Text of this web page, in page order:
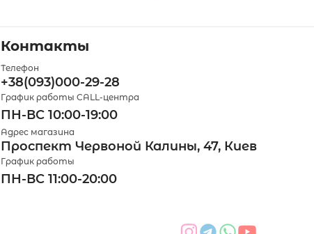
Контакты
Телефон
+38(093)000-29-28
График работы CALL-центра
ПН-ВС 10:00-19:00
Адрес магазина
Проспект Червоной Калины, 47, Киев
График работы
ПН-ВС 11:00-20:00